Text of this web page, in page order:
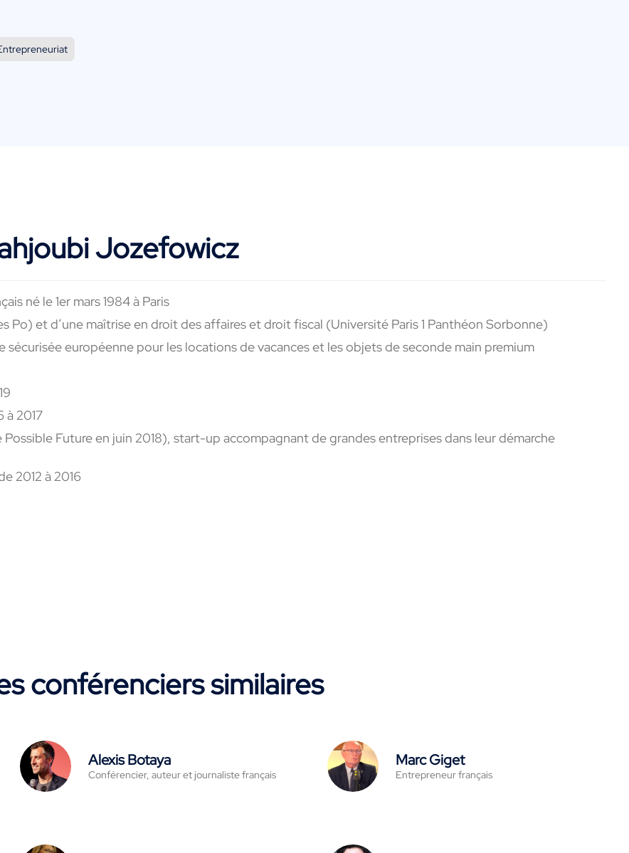
Jozefowicz
né le 1er mars 1984 à Paris
Po) et d’une maîtrise en droit des affaires et droit fiscal (Université Paris 1 Panthéon Sorbonne)
européenne pour les locations de vacances et les objets de seconde main premium
à 2017
Future en juin 2018), start-up accompagnant de grandes entreprises dans leur démarche
2012 à 2016
conférenciers similaires
Alexis Botaya
Conférencier, auteur et journaliste français
Marc Giget
Entrepreneur français